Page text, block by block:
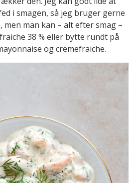
i smagen, så jeg bruger gerne
men man kan – alt efter smag –
38 % eller bytte rundt på
og cremefraiche.